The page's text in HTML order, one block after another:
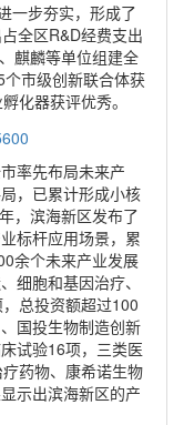
一步夯实，形成了
全区R&D经费支出
麒麟等单位组建全
个市级创新联合体获
化器获评优秀。
率先布局未来产
，已累计形成小核
，滨海新区发布了
标杆应用场景，累
余个未来产业发展
细胞和基因治疗、
总投资额超过100
国投生物制造创新
试验16项，三类医
药物、康希诺生物
示出滨海新区的产